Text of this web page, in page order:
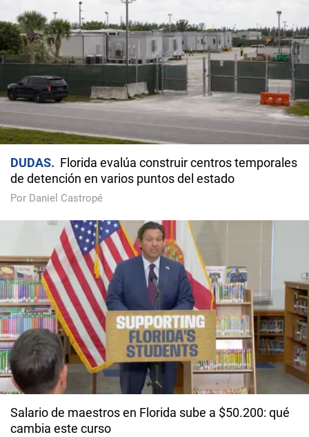
DUDAS
Florida evalúa construir centros temporales
de detención en varios puntos del estado
Por Daniel Castropé
Salario de maestros en Florida sube a $50.200: qué
cambia este curso